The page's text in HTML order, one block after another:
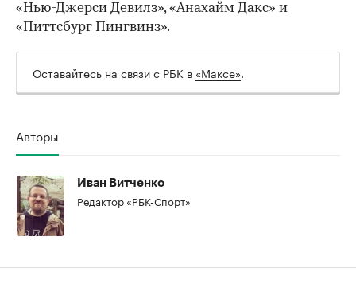
«Нью-Джерси Девилз», «Анахайм Дакс» и
«Питтсбург Пингвинз».
Оставайтесь на связи с РБК в «Максе».
Авторы
Иван Витченко
Редактор «РБК-Спорт»